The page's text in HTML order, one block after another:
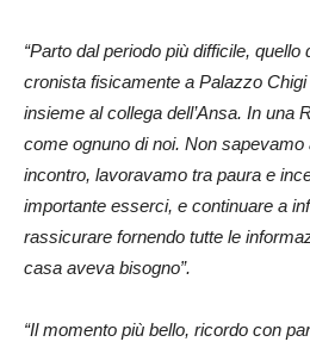
“Parto dal periodo più difficile, quello
cronista fisicamente a Palazzo
insieme al collega dell’Ansa. In una
come ognuno di noi. Non
incontro, lavoravamo tra paura e
importante esserci, e continuare a
rassicurare fornendo tutte le
casa aveva bisogno”.
“Il momento più bello, ricordo con